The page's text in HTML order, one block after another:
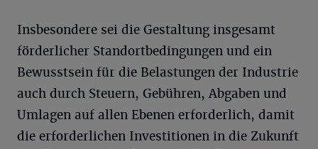
Insbesondere sei die Gestaltung insgesamt
förderlicher Standortbedingungen und ein
Bewusstsein für die Belastungen der Industrie
auch durch Steuern, Gebühren, Abgaben und
Umlagen auf allen Ebenen erforderlich, damit
die erforderlichen Investitionen in die Zukunft